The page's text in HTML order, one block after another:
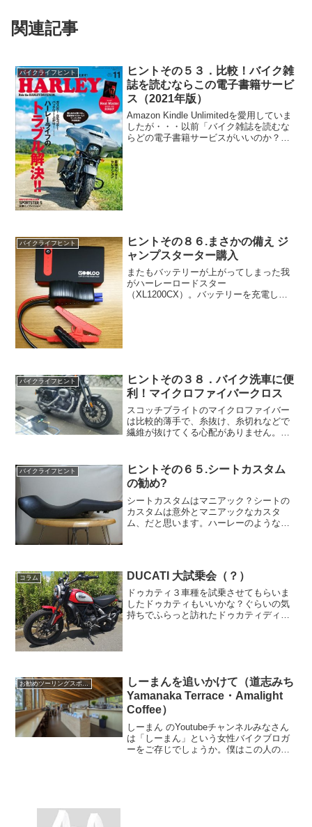
関連記事
バイクライフヒント
ヒントその５３．比較！バイク雑
誌を読むならこの電子書籍サービ
ス（2021年版）
Amazon Kindle Unlimitedを愛用していま
したが・・・以前「バイク雑誌を読むな
らどの電子書籍サービスがいいのか？」
バイクライフヒント
ヒントその８６.まさかの備え ジ
ャンプスターター購入
またもバッテリーが上がってしまった我
がハーレーロードスター
（XL1200CX）。バッテリーを充電して
バイクライフヒント
ヒントその３８．バイク洗車に便
利！マイクロファイバークロス
スコッチブライトのマイクロファイバー
は比較的薄手で、糸抜け、糸切れなどで
繊維が抜けてくる心配がありません。油
クの拭き取りにはもってこい。特にハー
レーのザラザラなブラック塗装エンジン
回をきれいにするには最適です。
バイクライフヒント
ヒントその６５.シートカスタム
の勧め?
シートカスタムはマニアック？シートの
カスタムは意外とマニアックなカスタ
ム、だと思います。ハーレーのような一
コラム DUCATI 大試乗会（？）
ドゥカティ３車種を試乗させてもらいま
したドゥカティもいいかな？ぐらいの気
持ちでふらっと訪れたドゥカティディー
お勧めツーリングスポット
しーまんを追いかけて（道志みち
Yamanaka Terrace・Amalight
Coffee）
しーまん のYoutubeチャンネルみなさん
は「しーまん」という女性バイクブロガ
ーをご存じでしょうか。僕はこの人の